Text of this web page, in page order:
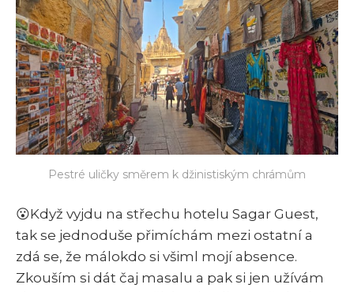
Pestré uličky směrem k džinistiským chrámům
😮Když vyjdu na střechu hotelu Sagar Guest,
tak se jednoduše přimíchám mezi ostatní a
zdá se, že málokdo si všiml mojí absence.
Zkouším si dát čaj masalu a pak si jen užívám